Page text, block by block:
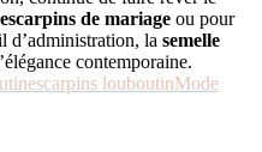
escarpins de mariage ou pour
d’administration, la semelle
contemporaine.
escarpins louboutinMode